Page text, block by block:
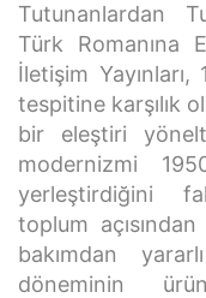
Tutunanlardan
Türk Romanına
İletişim Yayınları,
tespitine karşılık
bir eleştiri
modernizmi
yerleştirdiğini
toplum
bakımdan
döneminin